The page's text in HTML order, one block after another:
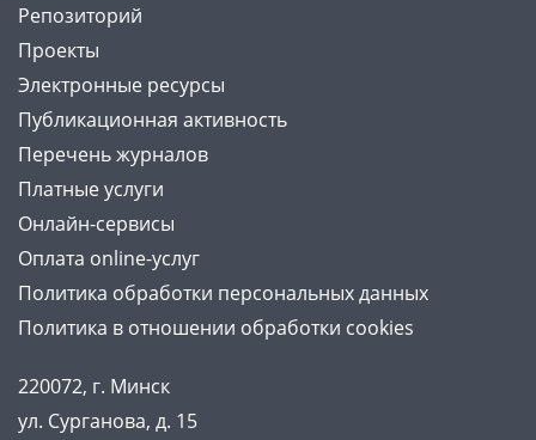
Репозиторий
Проекты
Электронные ресурсы
Публикационная активность
Перечень журналов
Платные услуги
Онлайн-сервисы
Оплата online-услуг
Политика обработки персональных данных
Политика в отношении обработки cookies
220072, г. Минск
ул. Сурганова, д. 15